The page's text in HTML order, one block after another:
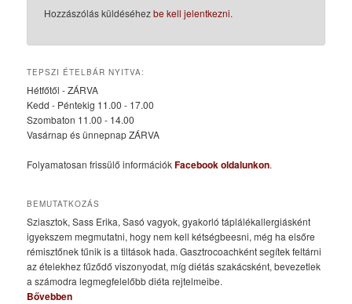
Hozzászólás küldéséhezbe kell jelentkezni.
TEPSZI ÉTELBÁR NYITVA:
Hétfőtől - ZÁRVA
Kedd - Péntekig 11.00 - 17.00
Szombaton 11.00 - 14.00
Vasárnap és ünnepnap ZÁRVA
Folyamatosan frissülő információkFacebook oldalunkon.
BEMUTATKOZÁS
Sziasztok, Sass Erika, Sasó vagyok, gyakorló táplálékallergiásként
igyekszem megmutatni, hogy nem kell kétségbeesni, még ha elsőre
rémisztőnek tűnik is a tiltások hada. Gasztrocoachként segítek feltárni
az ételekhez fűződő viszonyodat, míg diétás szakácsként, bevezetlek
a számodra legmegfelelőbb diéta rejtelmeibe.
Bővebben